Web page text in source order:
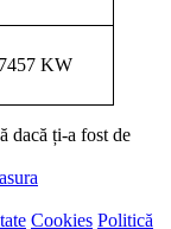
KW
dacă ți-a fost de
Cookies Politică